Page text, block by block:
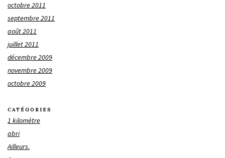
octobre 2011
septembre 2011
août 2011
juillet 2011
décembre 2009
novembre 2009
octobre 2009
CATÉGORIES
1 kilomètre
abri
Ailleurs.